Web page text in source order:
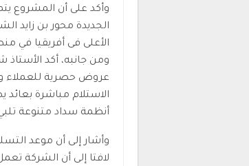
وأكد على أن المشروع
الجديدة محور بن زايد
الأعلى فى أفريقيا في
ومن جانبه، أكد
عروض حصرية للعملاء
أنظمة سداد متنوعة تلبي
وأشار إلى أن موعد
لافتا إلى أن الشركة